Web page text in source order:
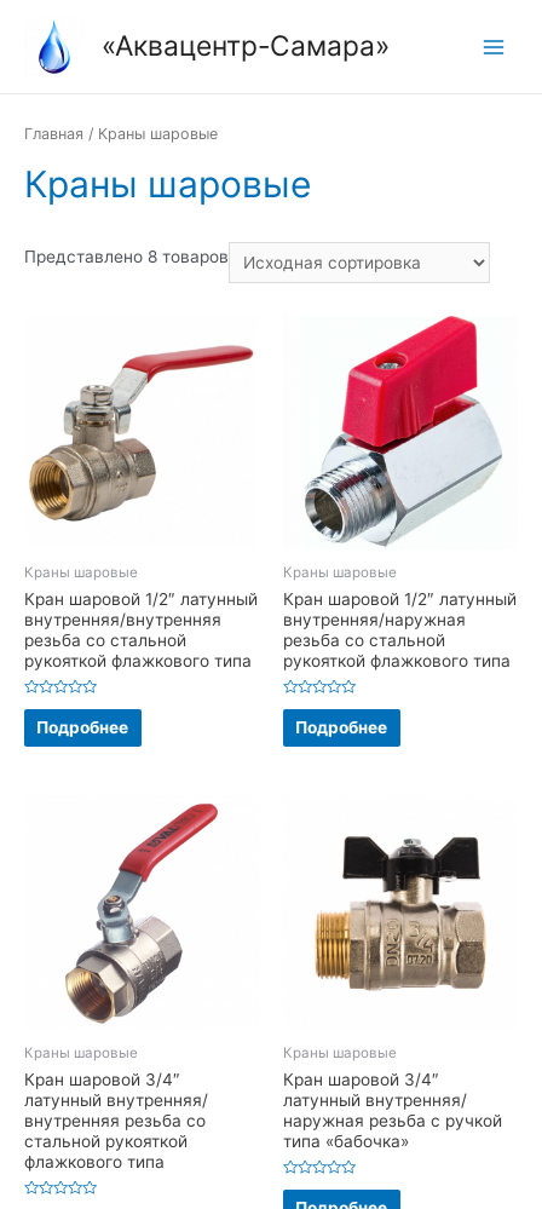
содержимому
«Аквацентр-Самара»
Главная / Краны шаровые
Краны шаровые
Представлено 8 товаров
Краны шаровые
Кран шаровой 1/2″ латунный
внутренняя/внутренняя
резьба со стальной
рукояткой флажкового типа
Оценка
5
Подробнее
Краны шаровые
Кран шаровой 1/2″ латунный
внутренняя/наружная
резьба со стальной
рукояткой флажкового типа
Оценка
5
Подробнее
Краны шаровые
Кран шаровой 3/4″
латунный внутренняя/
внутренняя резьба со
стальной рукояткой
флажкового типа
Краны шаровые
Кран шаровой 3/4″
латунный внутренняя/
наружная резьба с ручкой
типа «бабочка»
Оценка